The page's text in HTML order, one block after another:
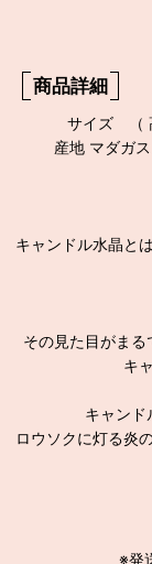
商品詳細
サイズ （
産地 マダガ
キャンドル水晶と
その見た目がま
キ
キャンド
ロウソクに灯る炎
※発